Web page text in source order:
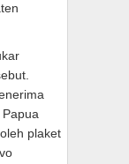
plaket